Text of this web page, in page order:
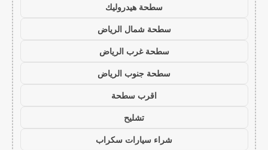
سطحة هيدروليك
سطحة شمال الرياض
سطحة غرب الرياض
سطحة جنوب الرياض
اقرب سطحة
تشليح
شراء سيارات سكراب